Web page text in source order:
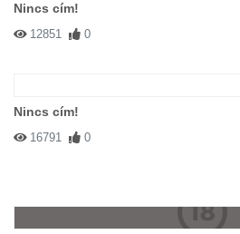
Nincs cím!
12851 0
Nincs cím!
16791 0